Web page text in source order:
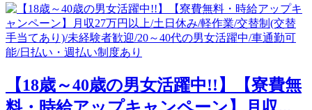
【18歳～40歳の男女活躍中!!】【寮費無